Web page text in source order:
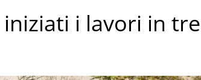
i lavori in tre